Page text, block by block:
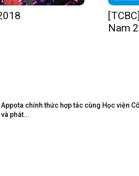
Nam
Appota chính thức hợp tác cùng Học viện
và phát...